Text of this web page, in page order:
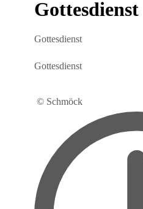
Gottesdienst
Gottesdienst
Gottesdienst
© Schmöck